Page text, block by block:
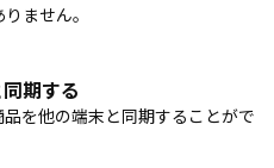
ません。
期する
を他の端末と同期することがで